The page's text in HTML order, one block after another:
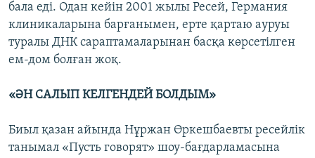
бала еді. Одан кейін 2001 жылы Ресей, Германия
клиникаларына барғанымен, ерте қартаю ауруы
туралы ДНК сараптамаларынан басқа көрсетілген
ем-дом болған жоқ.
«ӘН САЛЫП КЕЛГЕНДЕЙ БОЛДЫМ»
Биыл қазан айында Нұржан Өркешбаевты ресейлік
танымал «Пусть говорят» шоу-бағдарламасына